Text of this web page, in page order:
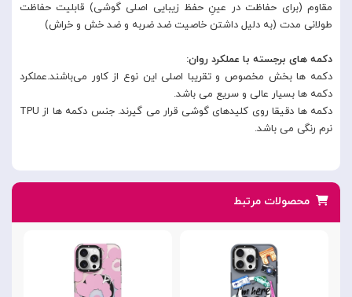
مقاوم (برای حفاظت در عینِ حفظ زیبایی اصلی گوشی) قابلیت حفاظت
طولانی مدت (به دلیل داشتن خاصیت ضد ضربه و ضد خش و خراش)
دکمه های برجسته با عملکرد روان:
دکمه ها بخش مخصوص و تقریبا اصلی این نوع از کاور می‌باشند.عملکرد
دکمه ها بسیار عالی و سریع می باشد.
دکمه ها دقیقا روی کلیدهای گوشی قرار می گیرند. جنس دکمه ها از TPU
نرم رنگی می‌ باشد.
محصولات مرتبط